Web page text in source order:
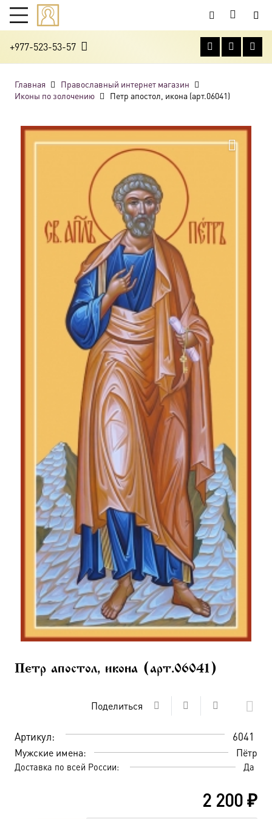
+977-523-53-57
Главная
Православный интернет магазин
Иконы по золочению
Петр апостол, икона (арт.06041)
Петр апостол, икона (арт.06041)
Поделиться
Артикул: 6041
Мужские имена: Пётр
Доставка по всей России: Да
2 200₽